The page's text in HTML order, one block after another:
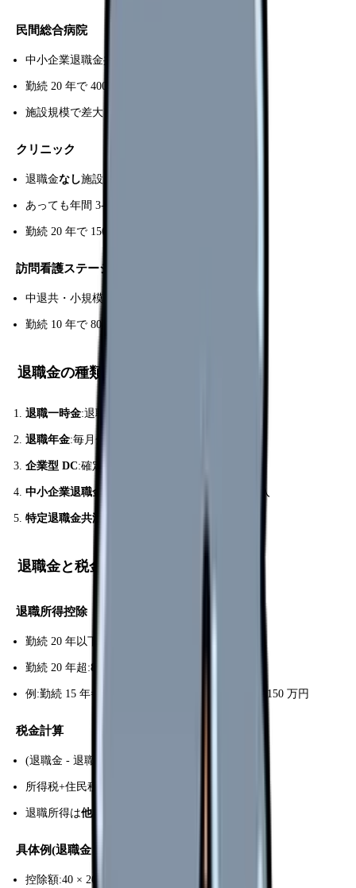
民間総合病院
中小企業退職金共済 or 独自制度
勤続 20 年で 400-700 万円
施設規模で差大
クリニック
退職金なし施設多い
あっても年間 3-10 万円積立
勤続 20 年で 150-400 万円
訪問看護ステーション
中退共・小規模企業共済中心
勤続 10 年で 80-200 万円
退職金の種類
退職一時金:退職時に一括支給
退職年金:毎月分割支給(確定給付 or 確定拠出)
企業型 DC:確定拠出年金、自己運用
中小企業退職金共済(中退共) :国の制度、施設加入
特定退職金共済
退職金と税金
退職所得控除
勤続 20 年以下:
勤続 20 年超:800 万円 + 70 万円 × (年数 - 20)
例:勤続 15 年=控除 600 万円、勤続 25 年=控除 1,150 万円
税金計算
(退職金 - 退職所得控除) × 1/2 = 課税対象
所得税+住民税を支払い
退職所得は他の所得と分離課税
具体例(退職金 1,000 万円・勤続 20 年)
控除額:40 × 20 = 800 万円